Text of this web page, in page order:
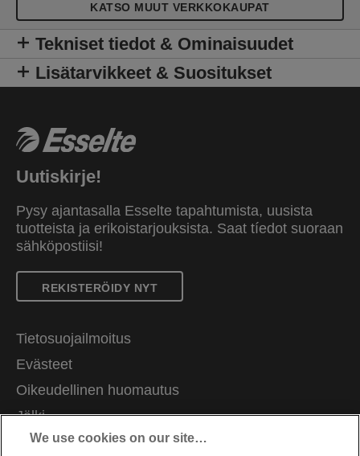
KATSO MUUT VERKKOKAUPAT
Tekniset tiedot & Ominaisuudet
Lisätarvikkeet & Suositukset
Uutiskirje!
Pysy ajantasalla Esselte tapahtumista, uusista
tuotteista ja erikoistarjouksista. Saat tíedot suoraan
sähköpostiisi!
REKISTERÖIDY NYT
Tietosuojailmoitus
Evästeet
Oikeudellinen huomautus
Jälki
Hallitse tietojani
We use cookies on our site…